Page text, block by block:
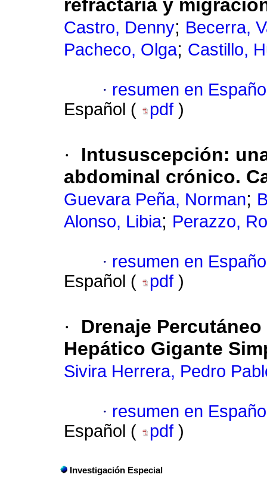
refractaria y
Castro, Denny; Becerra,
Pacheco, Olga; Castillo,
· resumen en
Español (
pdf )
·
Intususcepción:
abdominal crónico.
Guevara Peña, Norman;
Alonso, Libia; Perazzo,
· resumen en
Español (
pdf )
·
Drenaje
Hepático Gigante
Sivira Herrera, Pedro
· resumen en
Español (
pdf )
Investigación Especial